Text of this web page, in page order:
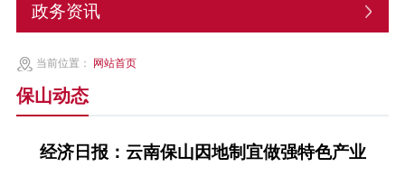
政务资讯
当前位置： 网站首页
保山动态
经济日报：云南保山因地制宜做强特色产业